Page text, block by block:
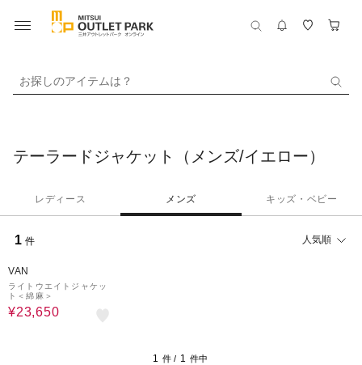
お探しのアイテムは？
テーラードジャケット（メンズ/イエロー）
レディース メンズ キッズ・ベビー
1 件 人気順
VAN
ライトウエイトジャケッ
ト＜綿麻＞
¥23,650
1 件 / 1 件中